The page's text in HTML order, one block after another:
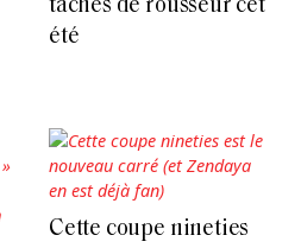
taches de rousseur cet
été
Cette coupe nineties